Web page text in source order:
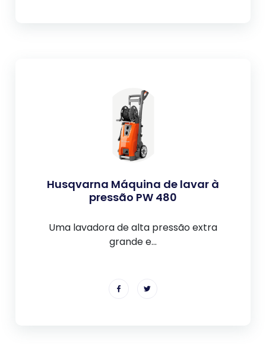
Husqvarna Máquina de lavar à
pressão PW 480
Uma lavadora de alta pressão extra
grande e...